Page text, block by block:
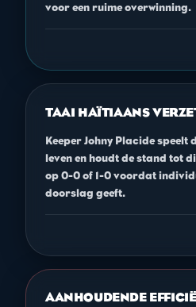
voor een ruime overwinning.
TAAI HAÏTIAANS
Keeper Johny Placide speelt
leven en houdt de stand tot
op 0-0 of 1-0 voordat
doorslag geeft.
AANHOUDENDE